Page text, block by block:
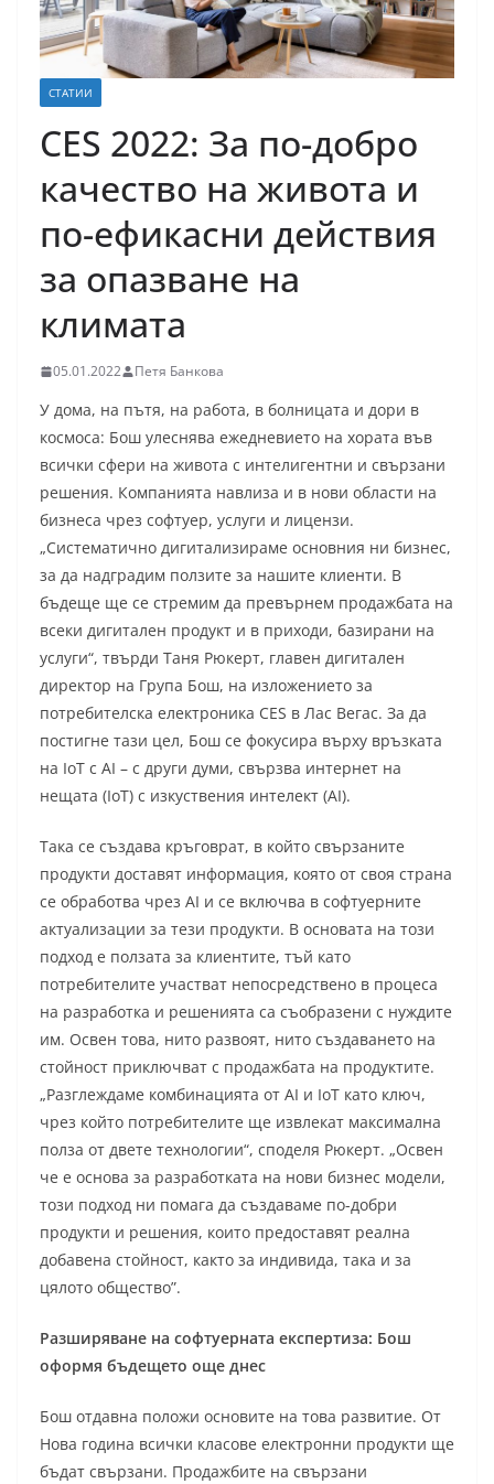
СТАТИИ
CES 2022: За по-добро
качество на живота и
по-ефикасни действия
за опазване на
климата
05.01.2022 Петя Банкова
У дома, на пътя, на работа, в болницата и дори в
космоса: Бош улеснява ежедневието на хората във
всички сфери на живота с интелигентни и свързани
решения. Компанията навлиза и в нови области на
бизнеса чрез софтуер, услуги и лицензи.
„Систематично дигитализираме основния ни бизнес,
за да надградим ползите за нашите клиенти. В
бъдеще ще се стремим да превърнем продажбата на
всеки дигитален продукт и в приходи, базирани на
услуги“, твърди Таня Рюкерт, главен дигитален
директор на Група Бош, на изложението за
потребителска електроника CES в Лас Вегас. За да
постигне тази цел, Бош се фокусира върху връзката
на IoT с AI – с други думи, свързва интернет на
нещата (IoT) с изкуствения интелект (AI).
Така се създава кръговрат, в който свързаните
продукти доставят информация, която от своя страна
се обработва чрез AI и се включва в софтуерните
актуализации за тези продукти. В основата на този
подход е ползата за клиентите, тъй като
потребителите участват непосредствено в процеса
на разработка и решенията са съобразени с нуждите
им. Освен това, нито развоят, нито създаването на
стойност приключват с продажбата на продуктите.
„Разглеждаме комбинацията от AI и IoT като ключ,
чрез който потребителите ще извлекат максимална
полза от двете технологии“, споделя Рюкерт. „Освен
че е основа за разработката на нови бизнес модели,
този подход ни помага да създаваме по-добри
продукти и решения, които предоставят реална
добавена стойност, както за индивида, така и за
цялото общество”.
Разширяване на софтуерната експертиза: Бош
оформя бъдещето още днес
Бош отдавна положи основите на това развитие. От
Нова година всички класове електронни продукти ще
бъдат свързани. Продажбите на свързани